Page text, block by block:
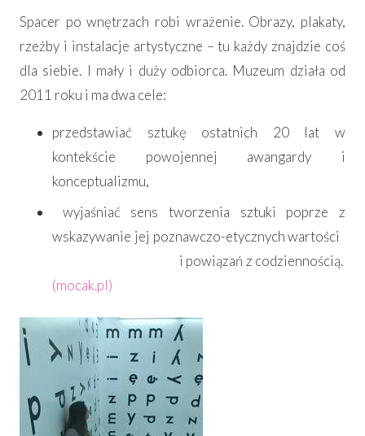
Spacer po wnętrzach robi wrażenie. Obrazy, plakaty,
rzeźby i instalacje artystyczne – tu każdy znajdzie coś
dla siebie. I mały i duży odbiorca. Muzeum działa od
2011 roku i ma dwa cele:
przedstawiać sztukę ostatnich 20 lat w
kontekście powojennej awangardy i
konceptualizmu,
wyjaśniać sens tworzenia sztuki poprze z
wskazywanie jej poznawczo-etycznych wartości
i powiązań z codziennością.
(mocak.pl)